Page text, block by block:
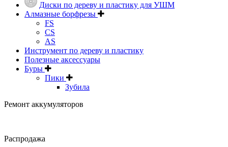
Диски по дереву и пластику для УШМ
Алмазные борфрезы
FS
CS
AS
Инструмент по дереву и пластику
Полезные аксессуары
Буры
Пики
Зубила
Ремонт аккумуляторов
Распродажа